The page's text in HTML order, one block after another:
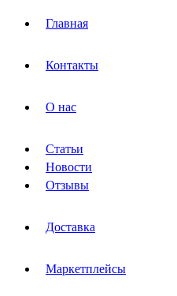
Главная
Контакты
О нас
Статьи
Новости
Отзывы
Доставка
Маркетплейсы